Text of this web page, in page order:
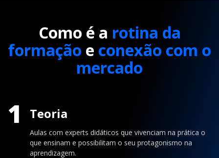
Como é a rotina da
formação e conexão com o
mercado
1 Teoria
Aulas com experts didáticos que vivenciam na prática o
que ensinam e possibilitam o seu protagonismo na
aprendizagem.